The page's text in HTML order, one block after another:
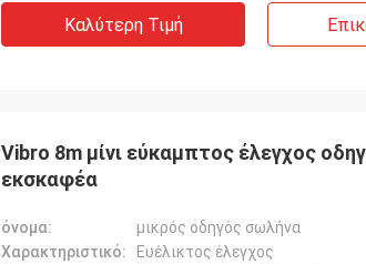
Καλύτερη Τιμή
Vibro 8m μίνι εύκαμπτος έλεγχος
εκσκαφέα
όνομα:
μικρός οδηγός σωλήνα
Χαρακτηριστικό:
Ευέλικτος έλεγχος